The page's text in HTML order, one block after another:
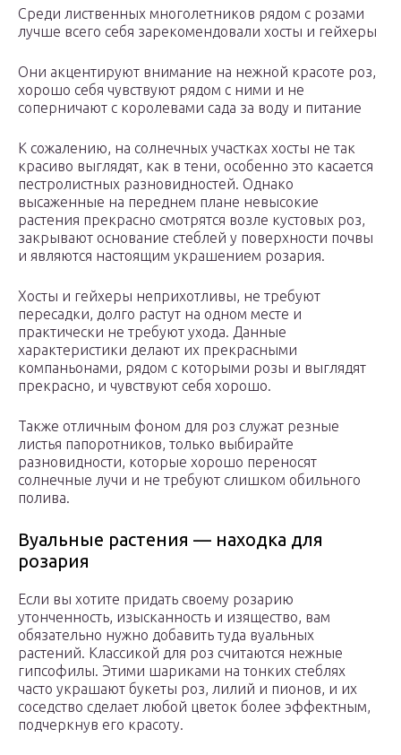
Среди лиственных многолетников рядом с розами
лучше всего себя зарекомендовали хосты и гейхеры
Они акцентируют внимание на нежной красоте роз,
хорошо себя чувствуют рядом с ними и не
соперничают с королевами сада за воду и питание
К сожалению, на солнечных участках хосты не так
красиво выглядят, как в тени, особенно это касается
пестролистных разновидностей. Однако
высаженные на переднем плане невысокие
растения прекрасно смотрятся возле кустовых роз,
закрывают основание стеблей у поверхности почвы
и являются настоящим украшением розария.
Хосты и гейхеры неприхотливы, не требуют
пересадки, долго растут на одном месте и
практически не требуют ухода. Данные
характеристики делают их прекрасными
компаньонами, рядом с которыми розы и выглядят
прекрасно, и чувствуют себя хорошо.
Также отличным фоном для роз служат резные
листья папоротников, только выбирайте
разновидности, которые хорошо переносят
солнечные лучи и не требуют слишком обильного
полива.
Вуальные растения — находка для
розария
Если вы хотите придать своему розарию
утонченность, изысканность и изящество, вам
обязательно нужно добавить туда вуальных
растений. Классикой для роз считаются нежные
гипсофилы. Этими шариками на тонких стеблях
часто украшают букеты роз, лилий и пионов, и их
соседство сделает любой цветок более эффектным,
подчеркнув его красоту.